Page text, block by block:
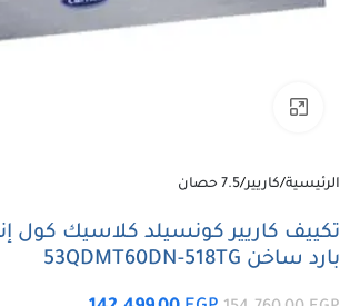
الرئيسية/كاريير/7.5 حصان
بارد ساخن 53QDMT60DN-518TG